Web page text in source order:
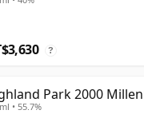
?
Park 2000
• 55.7%